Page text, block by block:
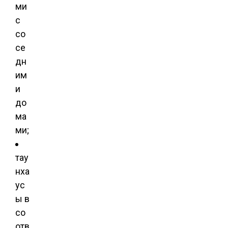
ми
с
со
се
дн
им
и
до
ма
ми;
тау
нха
ус
ы в
со